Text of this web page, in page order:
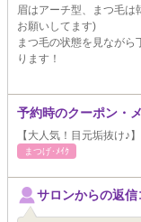
眉はアーチ型、まつ毛は
お願いしてます)
まつ毛の状態を見なが
ります！
予約時のクーポン・
【大人気！目元垢抜け♪
まつげ･ﾒｲｸ
サロンからの返信